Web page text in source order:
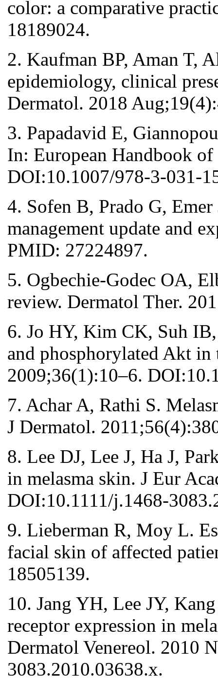
color: a comparative
18189024.
2. Kaufman BP, Aman T,
epidemiology, clinical
Dermatol. 2018
3. Papadavid E,
In: European Handbook
DOI:10.1007/978-3-031-
4. Sofen B, Prado G,
management update and
PMID: 27224897.
5. Ogbechie-Godec OA,
review. Dermatol Ther.
6. Jo HY, Kim CK, Suh
and phosphorylated Akt in
2009;36(1):10–6.
7. Achar A, Rathi S.
J Dermatol.
8. Lee DJ, Lee J, Ha J,
in melasma skin. J Eur
DOI:10.1111/j.1468-
9. Lieberman R, Moy L.
facial skin of affected
18505139.
10. Jang YH, Lee JY,
receptor expression in
Dermatol Venereol. 2010
3083.2010.03638.x.